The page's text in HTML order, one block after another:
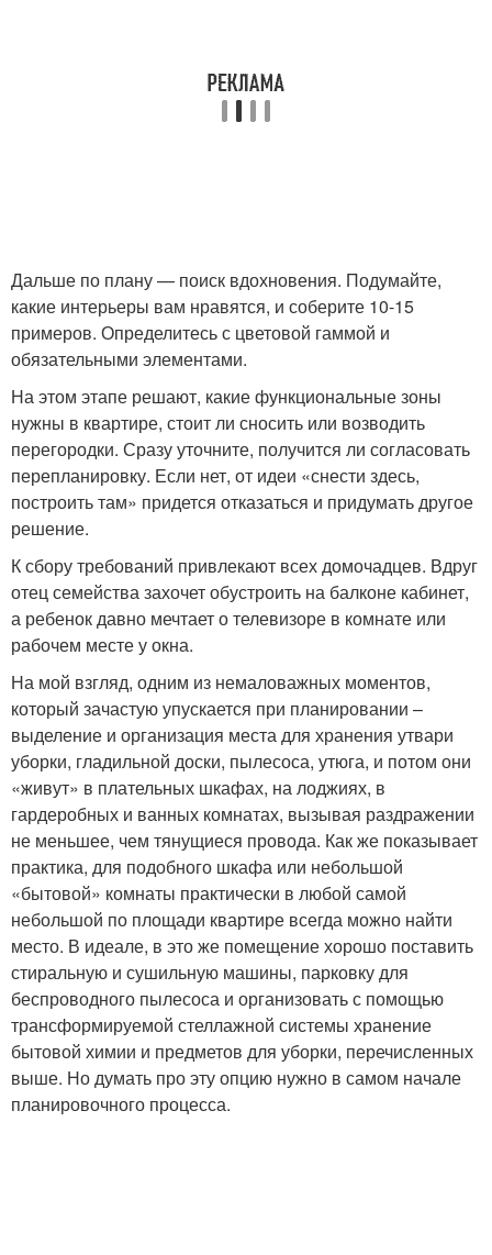
Дальше по плану — поиск вдохновения. Подумайте,
какие интерьеры вам нравятся, и соберите 10-15
примеров. Определитесь с цветовой гаммой и
обязательными элементами.
На этом этапе решают, какие функциональные зоны
нужны в квартире, стоит ли сносить или возводить
перегородки. Сразу уточните, получится ли согласовать
перепланировку. Если нет, от идеи «снести здесь,
построить там» придется отказаться и придумать другое
решение.
К сбору требований привлекают всех домочадцев. Вдруг
отец семейства захочет обустроить на балконе кабинет,
а ребенок давно мечтает о телевизоре в комнате или
рабочем месте у окна.
На мой взгляд, одним из немаловажных моментов,
который зачастую упускается при планировании –
выделение и организация места для хранения утвари
уборки, гладильной доски, пылесоса, утюга, и потом они
«живут» в плательных шкафах, на лоджиях, в
гардеробных и ванных комнатах, вызывая раздражении
не меньшее, чем тянущиеся провода. Как же показывает
практика, для подобного шкафа или небольшой
«бытовой» комнаты практически в любой самой
небольшой по площади квартире всегда можно найти
место. В идеале, в это же помещение хорошо поставить
стиральную и сушильную машины, парковку для
беспроводного пылесоса и организовать с помощью
трансформируемой стеллажной системы хранение
бытовой химии и предметов для уборки, перечисленных
выше. Но думать про эту опцию нужно в самом начале
планировочного процесса.